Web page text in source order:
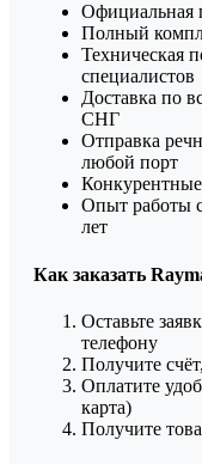
Официальная
Полный
Техническая
специалистов
Доставка по
СНГ
Отправка
любой порт
Опыт работы
лет
Как заказать
Оставьте
телефону
Получите
Оплатите
карта)
Получите